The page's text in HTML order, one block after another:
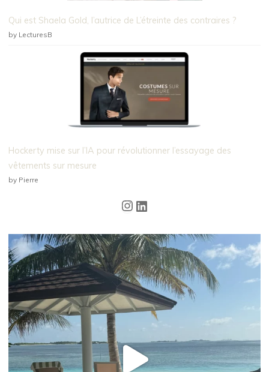
Qui est Shaela Gold, l’autrice de L’étreinte des contraires ?
by LecturesB
Hockerty mise sur l’IA pour révolutionner l’essayage des
vêtements sur mesure
by Pierre
Instagram
LinkedIn